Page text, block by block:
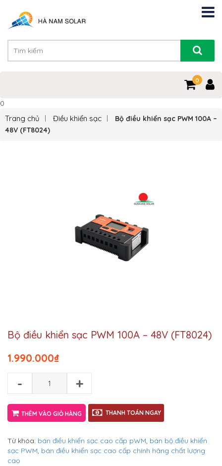
0
0
Trang chủ Điều khiển sạc
Bộ điều khiển sạc PWM 100A –
48V (FT8024)
Bộ điều khiển sạc PWM 100A – 48V (FT8024)
₫
1.990.000
- +
THÊM VÀO GIỎ HÀNG THANH TOÁN NGAY
Từ khóa: bán điều khiển sạc cao cấp pWM, bán bộ điều khiển
sạc PWM, bán điều khiển sạc cao cấp chính hãng chất lượng
cao